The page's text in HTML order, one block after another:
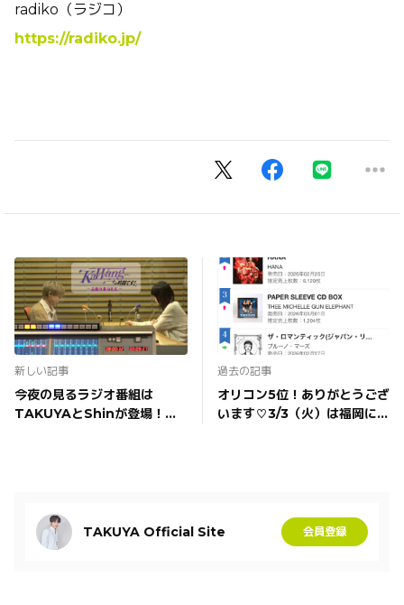
radiko（ラジコ）
https://radiko.jp/
新しい記事
今夜の見るラジオ番組は
TAKUYAとShinが登場！よ
過去の記事
オリコン5位！ありがとうござ
います♡3/3（火）は福岡に行
TAKUYA Official Site 会員登録